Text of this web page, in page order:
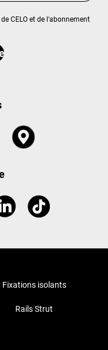
CELO et de l'abonnement
Fixations isolants
Rails Strut